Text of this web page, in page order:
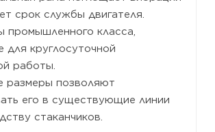
срок службы двигателя.
промышленного класса,
для круглосуточной
работы.
размеры позволяют
его в существующие линии
стаканчиков.